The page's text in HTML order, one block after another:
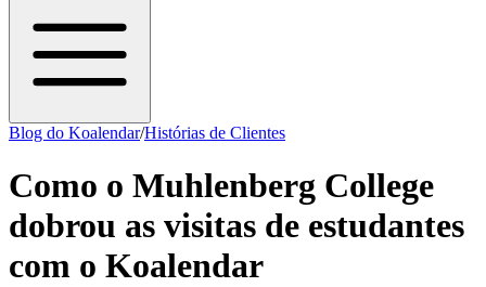
Blog do Koalendar/Histórias de Clientes
Como o Muhlenberg College
dobrou as visitas de estudantes
com o Koalendar